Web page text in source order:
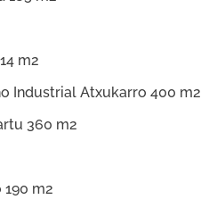
m2
Industrial Atxukarro 400 m2
360 m2
190 m2